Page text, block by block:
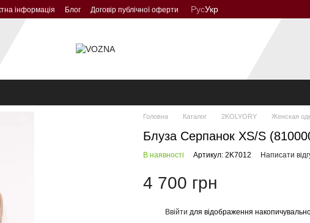
інформація Блог Договір публічної оферти РусУкр
Головна Каталог 2KOLYORY Женская
Блуза Серпанок XS/S
В наявності Артикул: 2K7012 Написати
4 700 грн
Ввійти для відображення